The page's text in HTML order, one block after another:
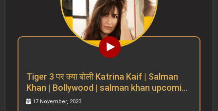
Tiger 3 पर क्या बोली Katrina Kaif | Salman
Khan | Bollywood | salman khan upcoming
movies
17 November, 2023